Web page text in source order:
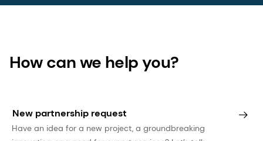
How can we help you?
New partnership request
Have an idea for a new project, a groundbreaking